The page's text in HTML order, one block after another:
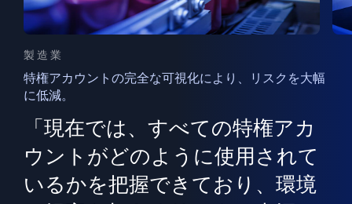
製造業
特権アカウントの完全な可視化により、リスクを大幅
に低減。
「現在では、すべての特権アカ
ウントがどのように使用されて
いるかを把握できており、環境